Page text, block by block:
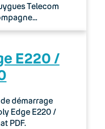
Telecom
E220 /
démarrage
Edge E220 /
PDF.